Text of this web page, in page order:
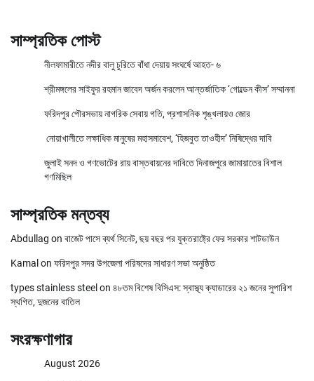
সাম্প্রতিক পোস্ট
নীলফামারীতে নদীর বালু চুরিতে বাঁধা দেয়ায় সংঘর্ষে আহত- ৬
শ্রীমঙ্গলের সাইফুর রহমান জাবেদ অর্জন করলেন আন্তর্জাতিক ‘গোল্ডেন কীস’ সম্মাননা
ফরিদপুর পৌরসভায় নাগরিক সেবায় গতি, প্রশাসনিক শৃঙ্খলায়ও জোর
নোয়াখালীতে লক্ষাধিক মানুষের মহাসমাবেশ, ‘হিজবুত তাওহীদ’ নিষিদ্ধের দাবি
জুলাই সনদ ও গণভোটের রায় বাস্তবায়নের দাবিতে দিনাজপুরে জামায়াতের বিশাল
গণমিছিল
সাম্প্রতিক মন্তব্য
Abdullag on বাজেট পাসে ব্যর্থ সিনেট, ছয় বছর পর যুক্তরাষ্ট্রে ফের সরকার শাটডাউন
Kamal on ফরিদপুর সদর উপজেলা পরিষদের সাধারণ সভা অনুষ্ঠিত
types stainless steel on ৪৮তম বিশেষ বিসিএস: স্বাস্থ্য ক্যাডারের ২১ জনের সুপারিশ
স্থগিত, দুজনের বাতিল
সংরক্ষণাগার
August 2026